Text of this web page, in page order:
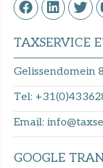
TAXSERVICE
Gelissendomein
Tel:
Email:
GOOGLE